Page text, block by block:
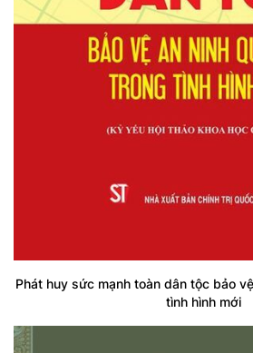
Phát huy sức mạnh toàn dân tộc bảo
tình hình mới